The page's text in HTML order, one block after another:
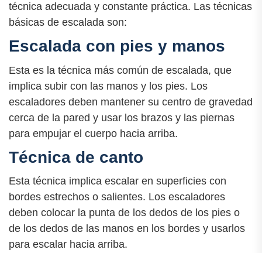
técnica adecuada y constante práctica. Las técnicas
básicas de escalada son:
Escalada con pies y manos
Esta es la técnica más común de escalada, que
implica subir con las manos y los pies. Los
escaladores deben mantener su centro de gravedad
cerca de la pared y usar los brazos y las piernas
para empujar el cuerpo hacia arriba.
Técnica de canto
Esta técnica implica escalar en superficies con
bordes estrechos o salientes. Los escaladores
deben colocar la punta de los dedos de los pies o
de los dedos de las manos en los bordes y usarlos
para escalar hacia arriba.